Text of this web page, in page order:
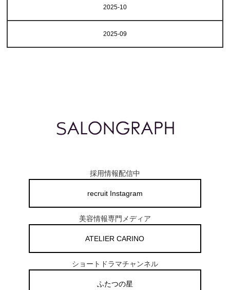
2025-10
2025-09
採用情報配信中
recruit Instagram
美容情報専門メディア
ATELIER CARINO
ショートドラマチャンネル
ふたつの星